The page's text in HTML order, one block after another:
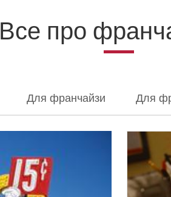
Все про
Для франчайзи Для